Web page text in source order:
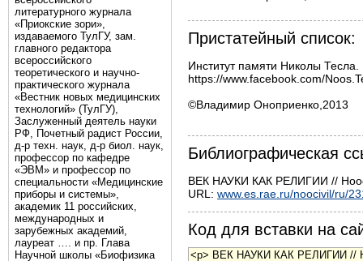
литературного журнала
«Приокские зори»,
издаваемого ТулГУ, зам.
главного редактора
всероссийского
теоретического и научно-
практического журнала
«Вестник новых медицинских
технологий» (ТулГУ),
Заслуженный деятель науки
РФ, Почетный радист России,
д-р техн. наук, д-р биол. наук,
профессор по кафедре
«ЭВМ» и профессор по
специальности «Медицинские
приборы и системы»,
академик 11 российских,
международных и
зарубежных академий,
лауреат …. и пр. Глава
Научной школы «Биофизика
Пристатейный список:
Институт памяти Николы Тесла.
https://www.facebook.com/
©Владимир Оноприенко,2013
Библиографическая
ВЕК НАУКИ КАК РЕЛИГИИ //
URL: www.es.rae.ru/noocivil/ru/
Код для вставки на